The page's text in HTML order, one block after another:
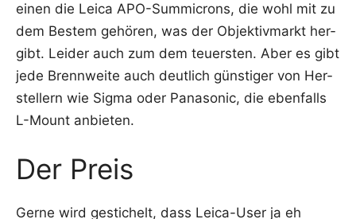
einen die Lei­ca APO-Sum­mi­crons, die wohl mit zu
dem Bes­tem gehö­ren, was der Objek­tiv­markt her­
gibt. Lei­der auch zum dem teu­ers­ten. Aber es gibt
jede Brenn­wei­te auch deut­lich güns­ti­ger von Her­
stel­lern wie Sig­ma oder Pana­so­nic, die eben­falls
L-Mount anbieten.
Der Preis
Ger­ne wird gesti­chelt, dass Lei­ca-User ja eh